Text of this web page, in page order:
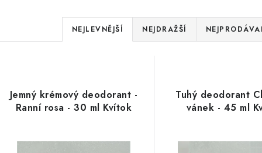
Ř
a
e
n
í
NEJLEVNĚJŠÍ NEJDRAŽŠÍ
Jemný krémový deodorant -
Ranní rosa - 30 ml Kvítok
Tuhý deodorant
vánek - 45 ml